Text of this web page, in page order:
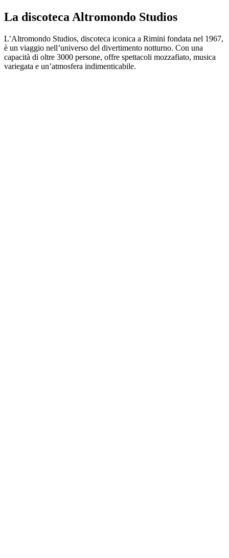
La discoteca Altromondo Studios
L’Altromondo Studios, discoteca iconica a Rimini fondata nel 1967,
è un viaggio nell’universo del divertimento notturno. Con una
capacità di oltre 3000 persone, offre spettacoli mozzafiato, musica
variegata e un’atmosfera indimenticabile.